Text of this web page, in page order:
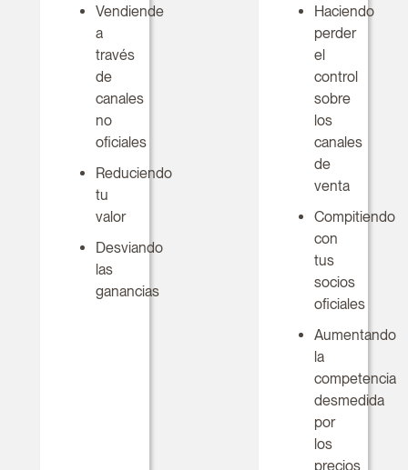
Vendiende
a
través
de
canales
no
oficiales
Reduciendo
tu
valor
Desviando
las
ganancias
Haciendo
perder
el
control
sobre
los
canales
de
venta
Compitiendo
con
tus
socios
oficiales
Aumentando
la
competencia
desmedida
por
los
precios